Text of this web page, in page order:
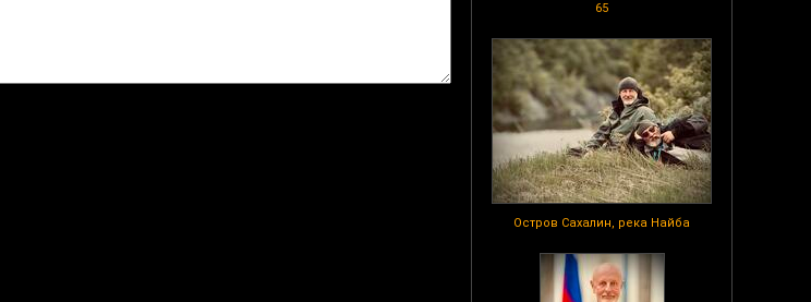
65
Остров Сахалин, река Найба